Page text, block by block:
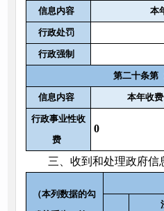
信息内容 本
行政处罚
行政强制
第二十条第
信息内容 本年收
行政事业性收
费
0
三、收到和处理政府信
（本列数据的勾